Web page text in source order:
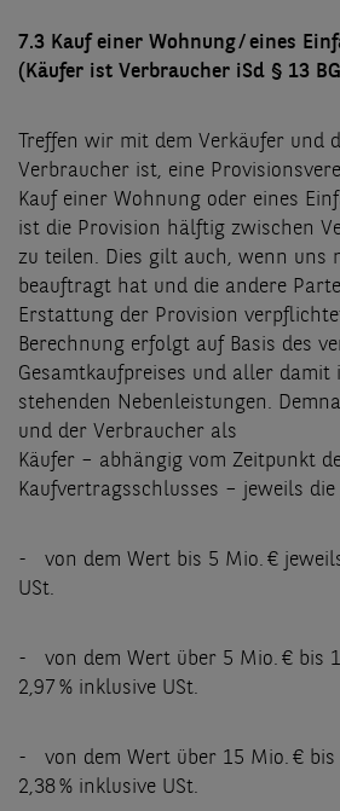
7.3 Kauf einer Wohnung / eines
(Käufer ist Verbraucher iSd § 13
Treffen wir mit dem Verkäufer und
Verbraucher ist, eine
Kauf einer Wohnung oder eines
ist die Provision hälftig zwischen
zu teilen. Dies gilt auch, wenn uns
beauftragt hat und die andere
Erstattung der Provision
Berechnung erfolgt auf Basis des
Gesamtkaufpreises und aller damit
stehenden Nebenleistungen.
und der Verbraucher als
Käufer – abhängig vom Zeitpunkt
Kaufvertragsschlusses – jeweils
- von dem Wert bis 5 Mio. €
USt.
- von dem Wert über 5 Mio. € bis
2,97 % inklusive USt.
- von dem Wert über 15 Mio. € bis
2,38 % inklusive USt.